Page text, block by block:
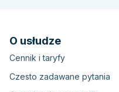
O usłudze
Cennik i taryfy
Czesto zadawane pytania